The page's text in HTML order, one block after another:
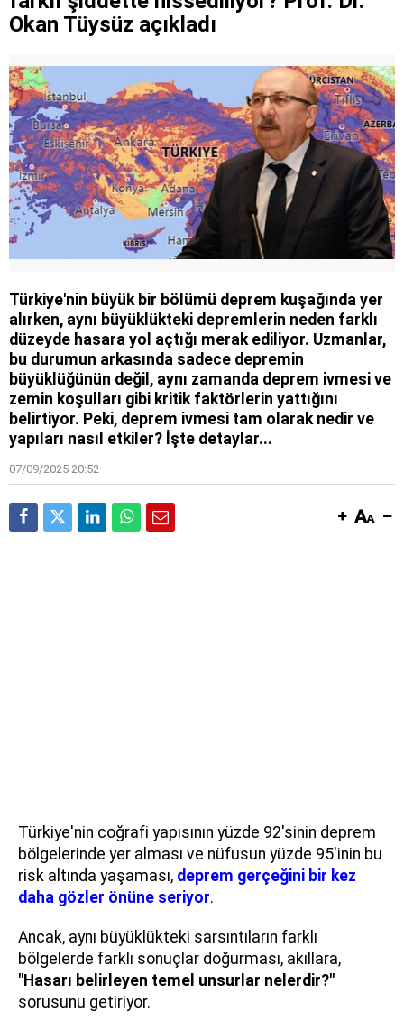
Okan Tüysüz açıkladı
Türkiye'nin büyük bir bölümü deprem kuşağında yer
alırken, aynı büyüklükteki depremlerin neden farklı
düzeyde hasara yol açtığı merak ediliyor. Uzmanlar,
bu durumun arkasında sadece depremin
büyüklüğünün değil, aynı zamanda deprem ivmesi ve
zemin koşulları gibi kritik faktörlerin yattığını
belirtiyor. Peki, deprem ivmesi tam olarak nedir ve
yapıları nasıl etkiler? İşte detaylar...
07/09/2025 20:52
Türkiye'nin coğrafi yapısının yüzde 92'sinin deprem
bölgelerinde yer alması ve nüfusun yüzde 95'inin bu
risk altında yaşaması, deprem gerçeğini bir kez
daha gözler önüne seriyor.
Ancak, aynı büyüklükteki sarsıntıların farklı
bölgelerde farklı sonuçlar doğurması, akıllara,
"Hasarı belirleyen temel unsurlar nelerdir?"
sorusunu getiriyor.